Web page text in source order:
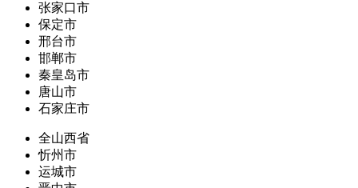
张家口市
保定市
邢台市
邯郸市
秦皇岛市
唐山市
石家庄市
全山西省
忻州市
运城市